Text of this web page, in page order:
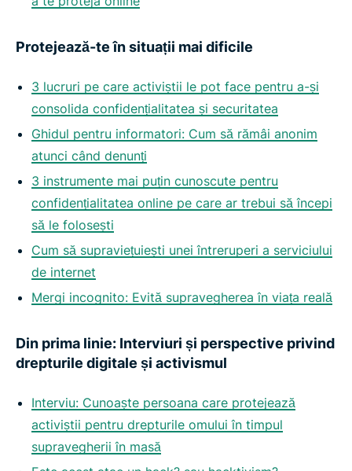
Protejează-te în situații mai dificile
3 lucruri pe care activiștii le pot face pentru a-și
consolida confidențialitatea și securitatea
Ghidul pentru informatori: Cum să rămâi anonim
atunci când denunți
3 instrumente mai puțin cunoscute pentru
confidențialitatea online pe care ar trebui să începi
să le folosești
Cum să supraviețuiești unei întreruperi a serviciului
de internet
Mergi incognito: Evită supravegherea în viața reală
Din prima linie: Interviuri și perspective privind
drepturile digitale și activismul
Interviu: Cunoaște persoana care protejează
activiștii pentru drepturile omului în timpul
supravegherii în masă